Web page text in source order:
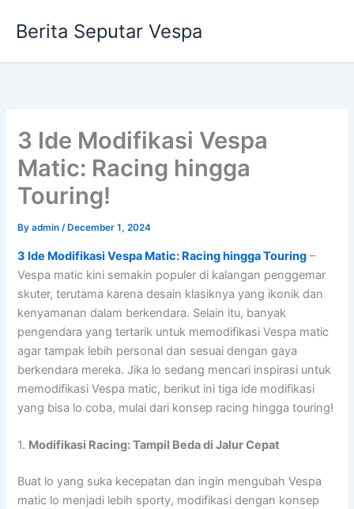
Berita Seputar Vespa
3 Ide Modifikasi Vespa
Matic: Racing hingga
Touring!
Byadmin/ December 1, 2024
3 Ide Modifikasi Vespa Matic: Racing hingga Touring –
Vespa matic kini semakin populer di kalangan penggemar
skuter, terutama karena desain klasiknya yang ikonik dan
kenyamanan dalam berkendara. Selain itu, banyak
pengendara yang tertarik untuk memodifikasi Vespa matic
agar tampak lebih personal dan sesuai dengan gaya
berkendara mereka. Jika lo sedang mencari inspirasi untuk
memodifikasi Vespa matic, berikut ini tiga ide modifikasi
yang bisa lo coba, mulai dari konsep racing hingga touring!
1. Modifikasi Racing: Tampil Beda di Jalur Cepat
Buat lo yang suka kecepatan dan ingin mengubah Vespa
matic lo menjadi lebih sporty, modifikasi dengan konsep